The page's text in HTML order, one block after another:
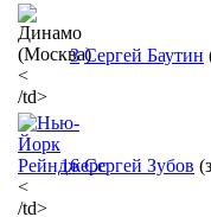
<
/td>
3 Сергей Баутин
<
/td>
16 Сергей Зубов